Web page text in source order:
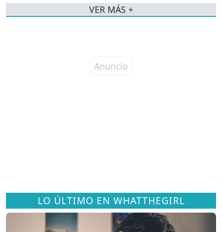
LO ÚLTIMO EN WHATTHEGIRL
VER MÁS +